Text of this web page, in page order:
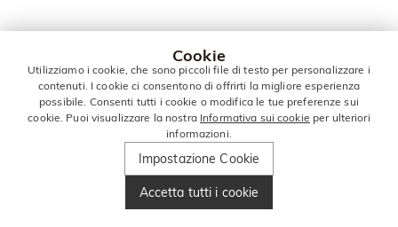
Cookie
Utilizziamo i cookie, che sono piccoli file di testo per personalizzare i
contenuti. I cookie ci consentono di offrirti la migliore esperienza
possibile. Consenti tutti i cookie o modifica le tue preferenze sui
cookie. Puoi visualizzare la nostra Informativa sui cookie per ulteriori
informazioni.
Impostazione Cookie
Accetta tutti i cookie